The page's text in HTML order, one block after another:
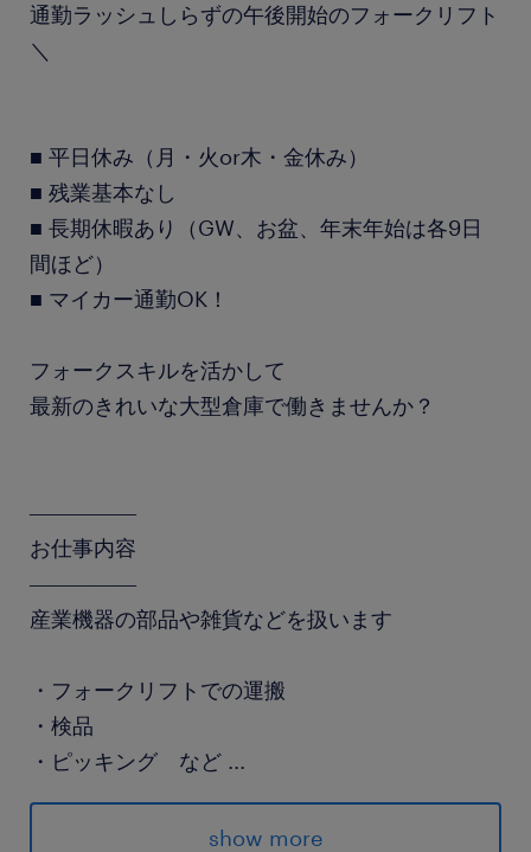
通勤ラッシュしらずの午後開始のフォークリフト
＼
■ 平日休み（月・火or木・金休み）
■ 残業基本なし
■ 長期休暇あり（GW、お盆、年末年始は各9日
間ほど）
■ マイカー通勤OK！
フォークスキルを活かして
最新のきれいな大型倉庫で働きませんか？
―――――
お仕事内容
―――――
産業機器の部品や雑貨などを扱います
・フォークリフトでの運搬
・検品
・ピッキング など ...
show more